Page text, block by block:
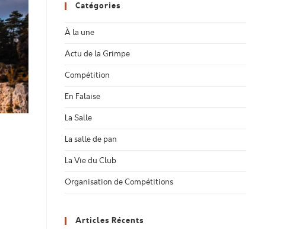
Catégories
À la une
Actu de la Grimpe
Compétition
En Falaise
La Salle
La salle de pan
La Vie du Club
Organisation de Compétitions
Articles Récents